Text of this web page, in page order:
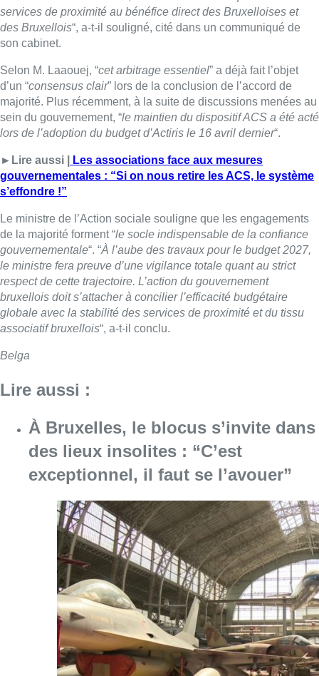
services de proximité au bénéfice direct des Bruxelloises et
des Bruxellois“, a-t-il souligné, cité dans un communiqué de
son cabinet.
Selon M. Laaouej, “cet arbitrage essentiel” a déjà fait l’objet
d’un “consensus clair” lors de la conclusion de l’accord de
majorité. Plus récemment, à la suite de discussions menées au
sein du gouvernement, “le maintien du dispositif ACS a été acté
lors de l’adoption du budget d’Actiris le 16 avril dernier“.
►Lire aussi |
Les associations face aux mesures
gouvernementales : “Si on nous retire les ACS, le système
s’effondre !”
Le ministre de l’Action sociale souligne que les engagements
de la majorité forment “le socle indispensable de la confiance
gouvernementale“. “À l’aube des travaux pour le budget 2027,
le ministre fera preuve d’une vigilance totale quant au strict
respect de cette trajectoire. L’action du gouvernement
bruxellois doit s’attacher à concilier l’efficacité budgétaire
globale avec la stabilité des services de proximité et du tissu
associatif bruxellois“, a-t-il conclu.
Belga
Lire aussi :
À Bruxelles, le blocus s’invite dans
des lieux insolites : “C’est
exceptionnel, il faut se l’avouer”